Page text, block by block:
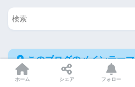
このブログのメインテーマ
ホーム シェア フォロー